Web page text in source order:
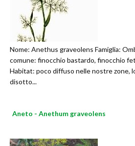
Nome: Anethus graveolens Famiglia:
comune: finocchio bastardo, finocchio
Habitat: poco diffuso nelle nostre zone,
disotto...
Aneto - Anethum graveolens